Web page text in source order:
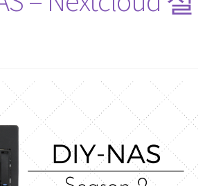
v2